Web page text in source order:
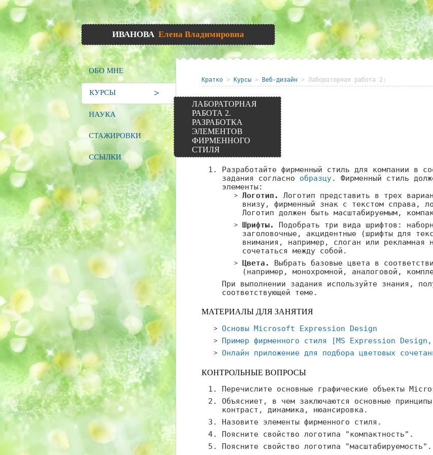
ИВАНОВА Елена Владимировна
ОБО МНЕ
КУРСЫ
НАУКА
СТАЖИРОВКИ
ССЫЛКИ
Кратко > Курсы > Веб-дизайн > Лабораторная работа 2:
ЛАБОРАТОРНАЯ
РАБОТА 2.
РАЗРАБОТКА
ЭЛЕМЕНТОВ
ФИРМЕННОГО
СТИЛЯ
Разработайте фирменный стиль для компании в
задания согласно образцу. Фирменный стиль
элементы:
Логотип.
Логотип представить в трех
внизу, фирменный знак с текстом справа,
Логотип должен быть масштабируемым,
Шрифты.
Подобрать три вида шрифтов:
заголовочные, акцидентные (шрифты для
внимания, например, слоган или рекламная
сочетаться между собой.
Цвета.
Выбрать базовые цвета в
(например, монохромной, аналоговой,
При выполнении задания используйте знания,
соответствующей теме.
МАТЕРИАЛЫ ДЛЯ ЗАНЯТИЯ
Основы Microsoft Expression Design
Пример фирменного стиля [MS Expression
Онлайн приложение для подбора цветовых
КОНТРОЛЬНЫЕ ВОПРОСЫ
Перечислите основные графические объекты
Объясниет, в чем заключаются основные
контраст, динамика, нюансировка.
Назовите элементы фирменного стиля.
Поясните свойство логотипа "компактность".
Поясните свойство логотипа "масштабируемость".